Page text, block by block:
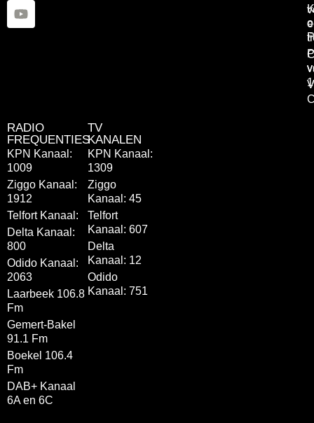
RADIO
FREQUENTIES
KPN Kanaal:
1009
Ziggo Kanaal:
1912
Telfort Kanaal:
Delta Kanaal:
800
Odido Kanaal:
2063
Laarbeek 106.8
Fm
Gemert-Bakel
91.1 Fm
Boekel 106.4
Fm
DAB+ Kanaal
6A en 6C
TV
KANALEN
KPN Kanaal:
1309
Ziggo
Kanaal: 45
Telfort
Kanaal: 607
Delta
Kanaal: 12
Odido
Kanaal: 751